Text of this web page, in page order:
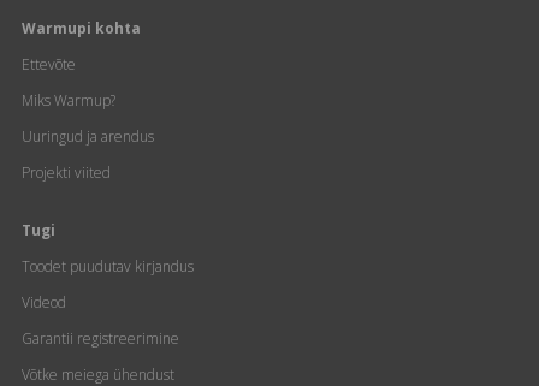
Warmupi kohta
Ettevõte
Miks Warmup?
Uuringud ja arendus
Projekti viited
Tugi
Toodet puudutav kirjandus
Videod
Garantii registreerimine
Võtke meiega ühendust